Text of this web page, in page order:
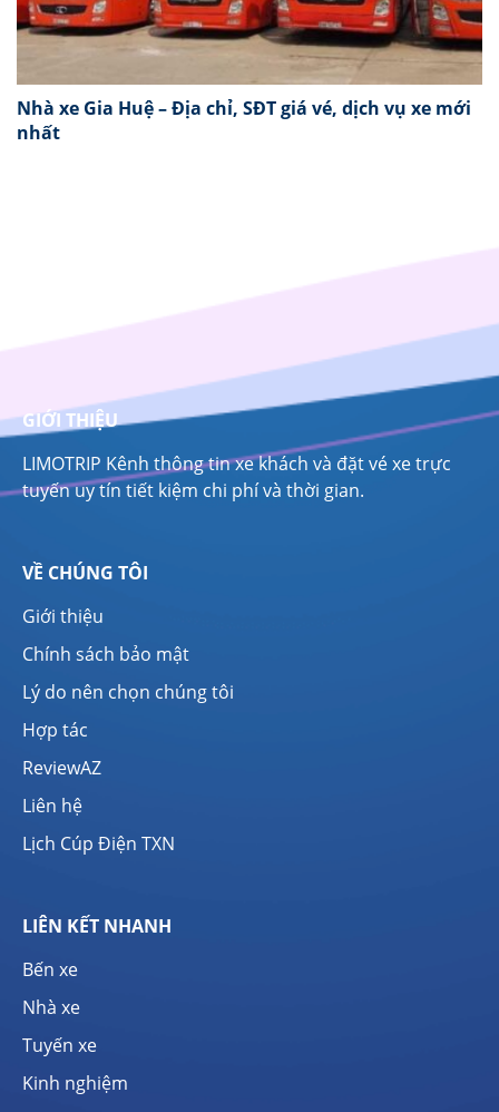
Nhà xe Gia Huệ – Địa chỉ, SĐT giá vé, dịch vụ xe mới
nhất
GIỚI THIỆU
LIMOTRIP Kênh thông tin xe khách và đặt vé xe trực
tuyến uy tín tiết kiệm chi phí và thời gian.
VỀ CHÚNG TÔI
Giới thiệu
Chính sách bảo mật
Lý do nên chọn chúng tôi
Hợp tác
ReviewAZ
Liên hệ
Lịch Cúp Điện TXN
LIÊN KẾT NHANH
Bến xe
Nhà xe
Tuyến xe
Kinh nghiệm